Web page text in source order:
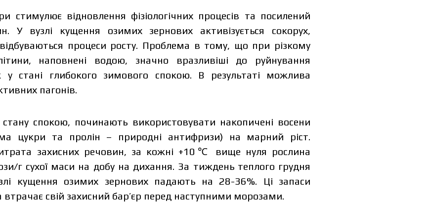
стимулює відновлення фізіологічних процесів та посилений
У вузлі кущення озимих зернових активізується сокорух,
процеси росту. Проблема в тому, що при різкому
наповнені водою, значно вразливіші до руйнування
у стані глибокого зимового спокою. В результаті можлива
пагонів.
спокою, починають використовувати накопичені восени
цукри та пролін – природні антифризи) на марний ріст.
захисних речовин, за кожні +10℃ вище нуля рослина
г сухої маси на добу на дихання. За тиждень теплого грудня
кущення озимих зернових падають на 28-36%. Ці запаси
втрачає свій захисний бар’єр перед наступними морозами.